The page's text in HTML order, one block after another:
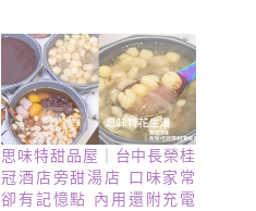
思味特甜品屋｜台中長榮桂
冠酒店旁甜湯店 口味家常
卻有記憶點 內用還附充電